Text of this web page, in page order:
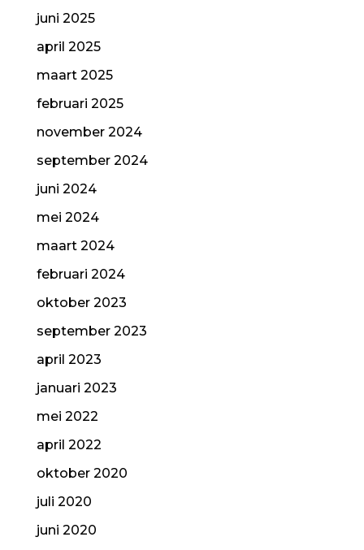
juni 2025
april 2025
maart 2025
februari 2025
november 2024
september 2024
juni 2024
mei 2024
maart 2024
februari 2024
oktober 2023
september 2023
april 2023
januari 2023
mei 2022
april 2022
oktober 2020
juli 2020
juni 2020